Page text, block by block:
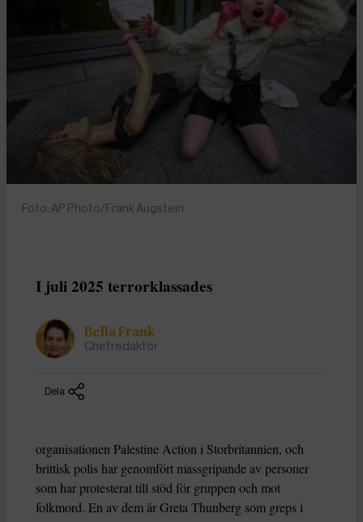
Foto: AP Photo/Frank Augstein
I juli 2025 terrorklassades
Bella Frank
Chefredaktör
Dela
organisationen Palestine Action i Storbritannien, och
brittisk polis har genomfört massgripande av personer
som har protesterat till stöd för gruppen och mot
folkmord. En av dem är Greta Thunberg som greps i